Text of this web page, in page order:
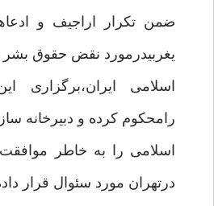
ضمن تکرار اراجیف و
یغربیدرمورد نقض حقوق
اسلامی ایران،برگزاری
رامحکوم کرده و دبیرخانه
اسلامی را به خاطر
درتهران مورد سئوال قرار